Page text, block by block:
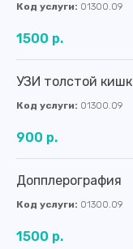
Код услуги: 01300.09
1500 р.
УЗИ толстой
Код услуги: 01300.09
900 р.
Допплерография
Код услуги: 01300.09
1500 р.